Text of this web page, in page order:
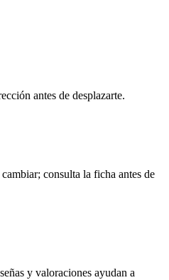
antes de desplazarte.
consulta la ficha antes de
y valoraciones ayudan a